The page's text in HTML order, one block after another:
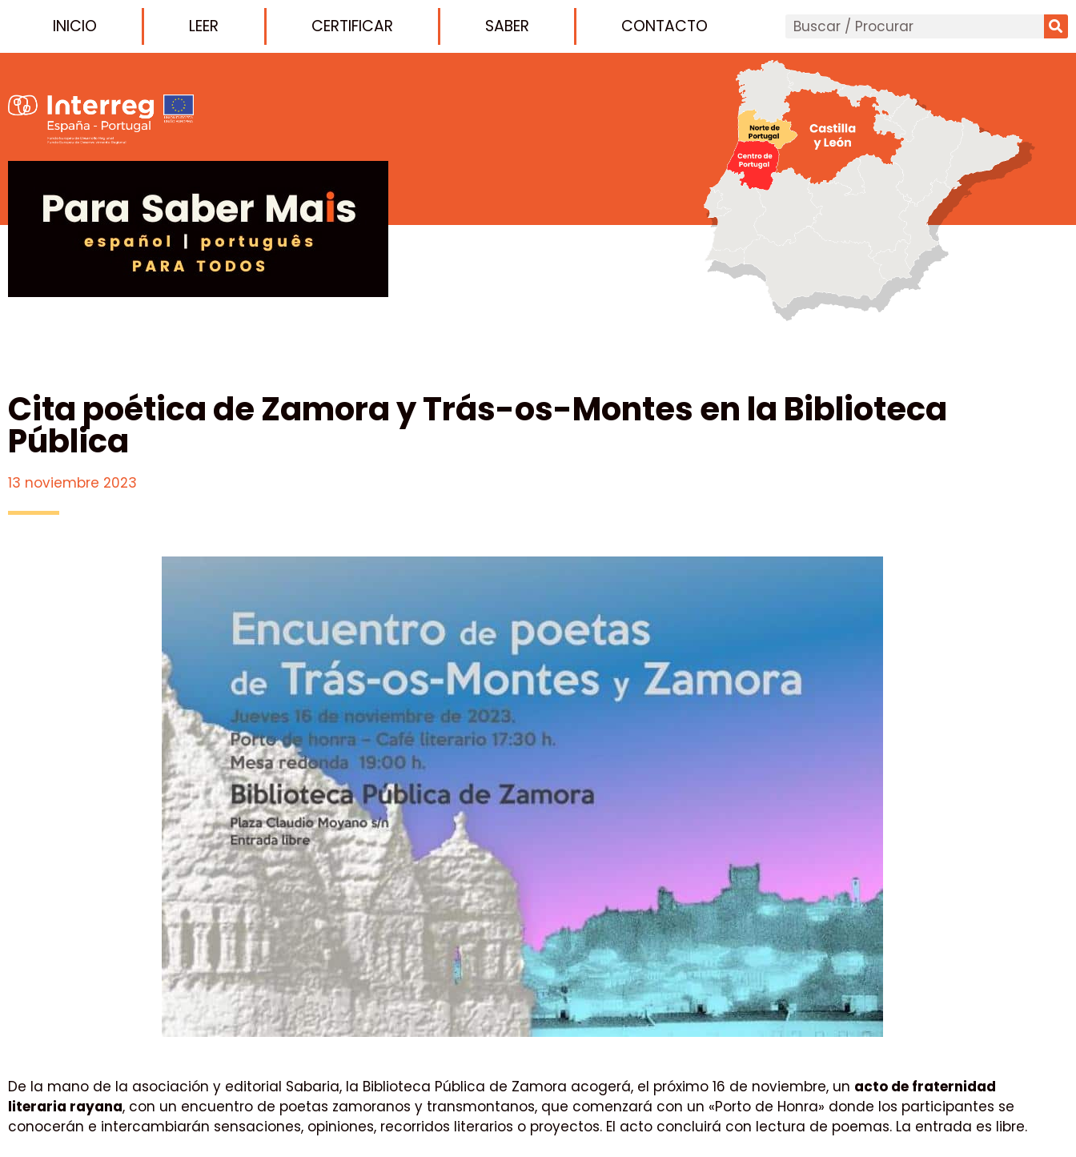
INICIO LEER CERTIFICAR SABER CONTACTO
Cita poética de Zamora y Trás-os-Montes en la Biblioteca
Pública
13 noviembre 2023
De la mano de la asociación y editorial Sabaria, la Biblioteca Pública de Zamora acogerá, el próximo 16 de noviembre, un acto de fraternidad
literaria rayana, con un encuentro de poetas zamoranos y transmontanos, que comenzará con un «Porto de Honra» donde los participantes se
conocerán e intercambiarán sensaciones, opiniones, recorridos literarios o proyectos. El acto concluirá con lectura de poemas. La entrada es libre.